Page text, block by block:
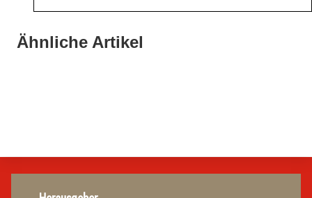
Ähnliche Artikel
War die Fußball-WM 2026 für Ihren Betrieb ein
21. Juli 2026
Stipendium für Nachwuchstalent in der Wiener